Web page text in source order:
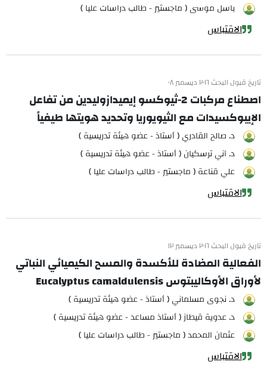
باسل موسى ( ماجستير - طالب دراسات عليا )
الاقتباس
تاريخ قبول البحث ٢٠١٦ ديسمبر ٠٨
اصطناع مركبات 2-ثيوكسو إيميدازوليدين من تفاعل
الإيبوكسيدات مع الثيويوريا وتحديد هويتها طيفياً
د. صالح القادري ( أستاذ - عضو هيئة تدريسية )
د. آني ترسكيان ( أستاذ - عضو هيئة تدريسية )
علي قناعة ( ماجستير - طالب دراسات عليا )
الاقتباس
تاريخ قبول البحث ٢٠١٦ ديسمبر ١٢
الفعالية المضادة للأكسدة والمسح الكيميائي النباتي
لأوراق الأوكاليبتوس Eucalyptus camaldulensis
د. نجوى مسلماني ( أستاذ - عضو هيئة تدريسية )
د. عدوية قيطاز ( أستاذ مساعد - عضو هيئة تدريسية )
عثمان المحمد ( ماجستير - طالب دراسات عليا )
الاقتباس